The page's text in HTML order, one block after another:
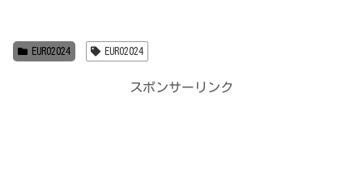
EURO2024 EURO2024
スポンサーリンク